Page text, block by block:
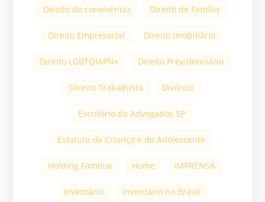
Direito de convivência Direito de Família
Direito Empresarial Direito Imobiliário
Direito LGBTQIAPN+ Direito Previdenciário
Direito Trabalhista Divórcio
Escritório de Advogados SP
Estatuto da Criança e do Adolescente
Holding Familiar Home IMPRENSA
Inventário Inventário no Brasil